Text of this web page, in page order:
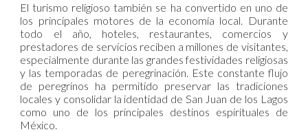
El turismo religioso también se ha convertido en uno de
los principales motores de la economía local. Durante
todo el año, hoteles, restaurantes, comercios y
prestadores de servicios reciben a millones de visitantes,
especialmente durante las grandes festividades religiosas
y las temporadas de peregrinación. Este constante flujo
de peregrinos ha permitido preservar las tradiciones
locales y consolidar la identidad de San Juan de los Lagos
como uno de los principales destinos espirituales de
México.